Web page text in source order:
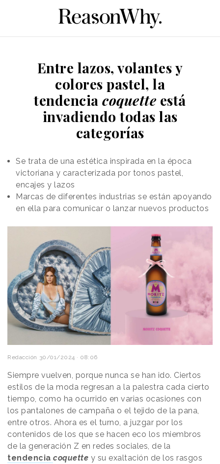
Entre lazos, volantes y
colores pastel, la
tendenciacoquette está
invadiendo todas las
categorías
Se trata de una estética inspirada en la época
victoriana y caracterizada por tonos pastel,
encajes y lazos
Marcas de diferentes industrias se están apoyando
en ella para comunicar o lanzar nuevos productos
Redacción 30/01/2024 · 08:06
Siempre vuelven, porque nunca se han ido. Ciertos
estilos de la moda regresan a la palestra cada cierto
tiempo, como ha ocurrido en varias ocasiones con
los pantalones de campaña o el tejido de la pana,
entre otros. Ahora es el turno, a juzgar por los
contenidos de los que se hacen eco los miembros
de la generación Z en redes sociales, de la
tendencia coquette y su exaltación de los rasgos